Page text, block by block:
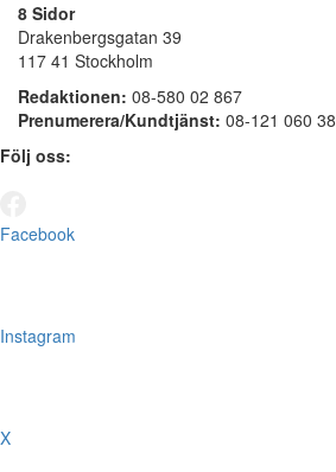
8 Sidor
Drakenbergsgatan 39
117 41 Stockholm
Redaktionen: 08-580 02 867
Prenumerera/Kundtjänst: 08-121 060 38
Följ oss:
Facebook
Instagram
X